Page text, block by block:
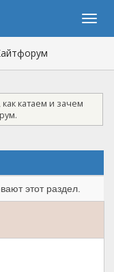
катаем и зачем
этот раздел.